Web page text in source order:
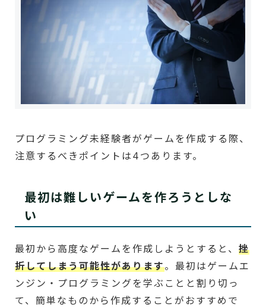
プログラミング未経験者がゲームを作成する際、
注意するべきポイントは4つあります。
最初は難しいゲームを作ろうとしな
い
最初から高度なゲームを作成しようとすると、 挫
折してしまう可能性があります。最初はゲームエ
ンジン・プログラミングを学ぶことと割り切っ
て、簡単なものから作成することがおすすめで